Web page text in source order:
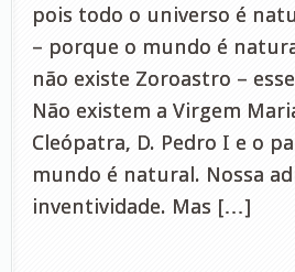
pois todo o universo é
– porque o mundo é
não existe Zoroastro –
Não existem a Virgem
Cleópatra, D. Pedro I e o
mundo é natural. Nossa
inventividade. Mas […]